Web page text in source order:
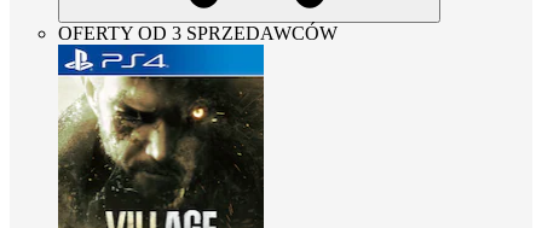
OFERTY OD 3 SPRZEDAWCÓW